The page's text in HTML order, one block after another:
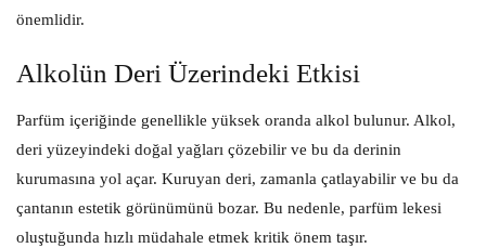
önemlidir.
Alkolün Deri Üzerindeki Etkisi
Parfüm içeriğinde genellikle yüksek oranda alkol bulunur. Alkol,
deri yüzeyindeki doğal yağları çözebilir ve bu da derinin
kurumasına yol açar. Kuruyan deri, zamanla çatlayabilir ve bu da
çantanın estetik görünümünü bozar. Bu nedenle, parfüm lekesi
oluştuğunda hızlı müdahale etmek kritik önem taşır.